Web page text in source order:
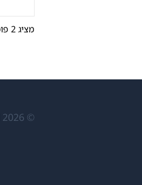
מציג 2 פוסטים - 1 עד 2 (מתוך סה"כ 2)
© 2026